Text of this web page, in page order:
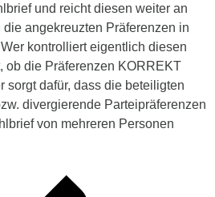
und reicht diesen weiter an
angekreuzten Präferenzen in
kontrolliert eigentlich diesen
ob die Präferenzen KORREKT
sorgt dafür, dass die beteiligten
divergierende Parteipräferenzen
von mehreren Personen